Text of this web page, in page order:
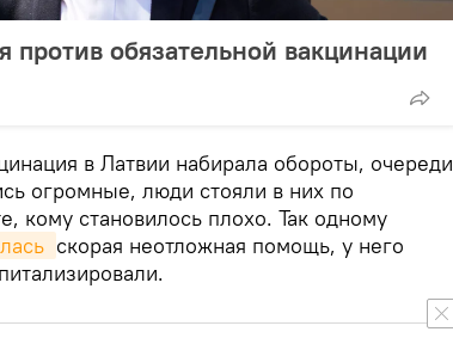
против обязательной вакцинации
в Латвии набирала обороты, очереди
огромные, люди стояли в них по
кому становилось плохо. Так одному
скорая неотложная помощь, у него